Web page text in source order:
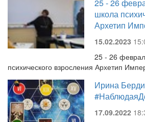
25 - 26
школа
Архетип
15.02.2023
25 - 26
психического взросления Архетип
Ирина
17.09.2022